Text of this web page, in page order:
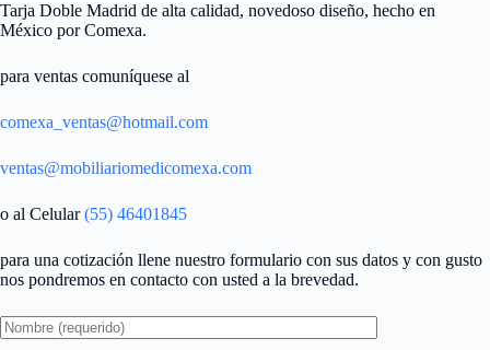
Tarja Doble Madrid de alta calidad, novedoso diseño, hecho en
México por Comexa.
para ventas comuníquese al
comexa_ventas@hotmail.com
ventas@mobiliariomedicomexa.com
o al Celular(55) 46401845
para una cotización llene nuestro formulario con sus datos y con gusto
nos pondremos en contacto con usted a la brevedad.